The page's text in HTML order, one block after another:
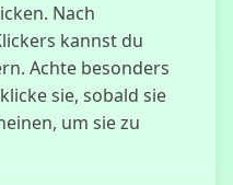
Sprunki Phase
4
Nach
kannst du
Achte besonders
sie, sobald sie
um sie zu